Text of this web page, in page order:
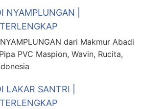
NYAMPLUNGAN |
dari Makmur Abadi
PVC Maspion, Wavin, Rucita,
LAKAR SANTRI |